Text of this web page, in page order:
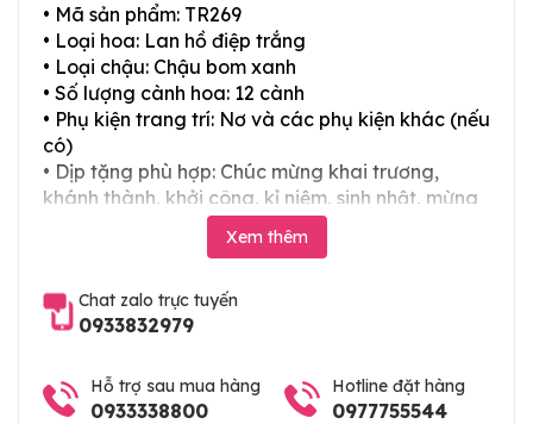
• Mã sản phẩm: TR269
• Loại hoa: Lan hồ điệp trắng
• Loại chậu: Chậu bom xanh
• Số lượng cành hoa: 12 cành
• Phụ kiện trang trí: Nơ và các phụ kiện khác (nếu
có)
• Dịp tặng phù hợp: Chúc mừng khai trương,
khánh thành, khởi công, kỉ niệm, sinh nhật, mừng
thọ, mừng cưới, tân gia và các ngày lễ tết trong
Xem thêm
Chat zalo trực tuyến
0933832979
Hỗ trợ sau mua hàng
0933338800
Hotline đặt hàng
0977755544